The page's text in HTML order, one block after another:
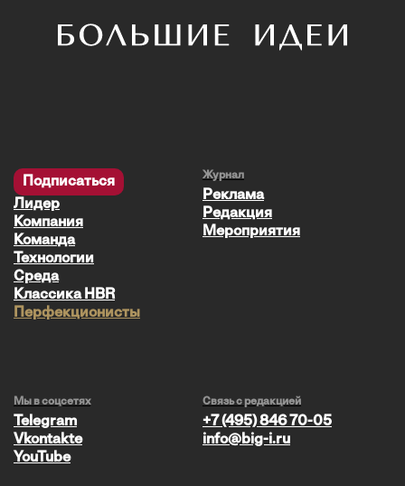
Подписаться
Лидер
Компания
Команда
Технологии
Среда
Классика HBR
Перфекционисты
Журнал
Реклама
Редакция
Мероприятия
Мы в соцсетях
Telegram
Vkontakte
YouTube
Связь с редакцией
+7 (495) 846 70-05
info@big-i.ru